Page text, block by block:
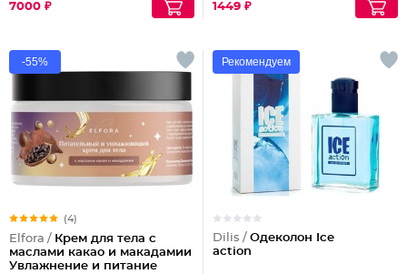
7000 ₽ 1449 ₽
-55%
(4)
Elfora / Крем для тела с
маслами какао и макадамии
Увлажнение и питание
Рекомендуем
Dilis / Одеколон Ice
action